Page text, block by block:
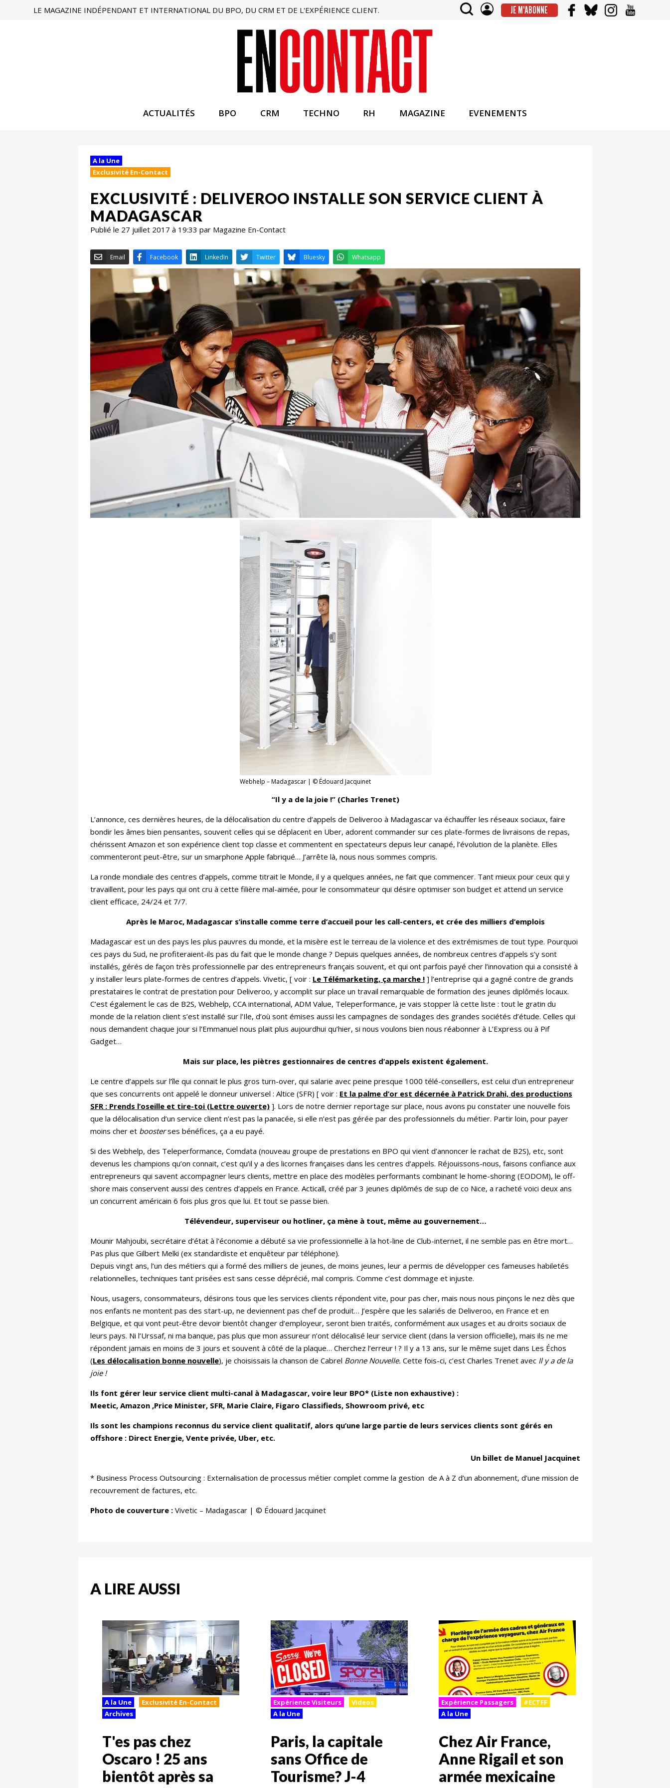
LE MAGAZINE INDÉPENDANT ET INTERNATIONAL DU BPO, DU CRM ET DE L'EXPÉRIENCE CLIENT. JE M'ABONNE
ACTUALITÉS BPO CRM TECHNO RH MAGAZINE EVENEMENTS
A la Une
Exclusivité En-Contact
EXCLUSIVITÉ : DELIVEROO INSTALLE SON SERVICE CLIENT À
MADAGASCAR
Publié le 27 juillet 2017 à 19:33 par Magazine En-Contact
Email Facebook LinkedIn Twitter Whatsapp
Webhelp – Madagascar | © Édouard Jacquinet
“Il y a de la joie !” (Charles Trenet)
L’annonce, ces dernières heures, de la délocalisation du centre d’appels de Deliveroo à Madagascar va échauffer les réseaux sociaux, faire
bondir les âmes bien pensantes, souvent celles qui se déplacent en Uber, adorent commander sur ces plate-formes de livraisons de repas,
chérissent Amazon et son expérience client top classe et commentent en spectateurs depuis leur canapé, l’évolution de la planète. Elles
commenteront peut-être, sur un smarphone Apple fabriqué… J’arrête là, nous nous sommes compris.
La ronde mondiale des centres d’appels, comme titrait le Monde, il y a quelques années, ne fait que commencer. Tant mieux pour ceux qui y
travaillent, pour les pays qui ont cru à cette filière mal-aimée, pour le consommateur qui désire optimiser son budget et attend un service
client efficace, 24/24 et 7/7.
Après le Maroc, Madagascar s’installe comme terre d’accueil pour les call-centers, et crée des milliers d’emplois
Madagascar est un des pays les plus pauvres du monde, et la misère est le terreau de la violence et des extrémismes de tout type. Pourquoi
ces pays du Sud, ne profiteraient-ils pas du fait que le monde change ? Depuis quelques années, de nombreux centres d’appels s’y sont
installés, gérés de façon très professionnelle par des entrepreneurs français souvent, et qui ont parfois payé cher l’innovation qui a consisté à
y installer leurs plate-formes de centres d’appels. Vivetic, [ voir : Le Télémarketing, ça marche ! ] l’entreprise qui a gagné contre de grands
prestataires le contrat de prestation pour Deliveroo, y accomplit sur place un travail remarquable de formation des jeunes diplômés locaux.
C’est également le cas de B2S, Webhelp, CCA international, ADM Value, Teleperformance, je vais stopper là cette liste : tout le gratin du
monde de la relation client s’est installé sur l’Ile, d’où sont émises aussi les campagnes de sondages des grandes sociétés d’étude. Celles qui
nous demandent chaque jour si l’Emmanuel nous plait plus aujourdhui qu’hier, si nous voulons bien nous réabonner à L’Express ou à Pif
Gadget…
Mais sur place, les piètres gestionnaires de centres d’appels existent également.
Le centre d’appels sur l’île qui connait le plus gros turn-over, qui salarie avec peine presque 1000 télé-conseillers, est celui d’un entrepreneur
que ses concurrents ont appelé le donneur universel : Altice (SFR) [ voir : Et la palme d’or est décernée à Patrick Drahi, des productions
SFR : Prends l’oseille et tire-toi (Lettre ouverte) ]. Lors de notre dernier reportage sur place, nous avons pu constater une nouvelle fois
que la délocalisation d’un service client n’est pas la panacée, si elle n’est pas gérée par des professionnels du métier. Partir loin, pour payer
moins cher et boosterses bénéfices, ça a eu payé.
Si des Webhelp, des Teleperformance, Comdata (nouveau groupe de prestations en BPO qui vient d’annoncer le rachat de B2S), etc, sont
devenus les champions qu’on connait, c’est qu’il y a des licornes françaises dans les centres d’appels. Réjouissons-nous, faisons confiance aux
entrepreneurs qui savent accompagner leurs clients, mettre en place des modèles performants combinant le home-shoring (EODOM), le off-
shore mais conservent aussi des centres d’appels en France. Acticall, créé par 3 jeunes diplômés de sup de co Nice, a racheté voici deux ans
un concurrent américain 6 fois plus gros que lui. Et tout se passe bien.
Télévendeur, superviseur ou hotliner, ça mène à tout, même au gouvernement…
Mounir Mahjoubi, secrétaire d’état à l’économie a débuté sa vie professionnelle à la hot-line de Club-internet, il ne semble pas en être mort…
Pas plus que Gilbert Melki (ex standardiste et enquêteur par téléphone).
Depuis vingt ans, l’un des métiers qui a formé des milliers de jeunes, de moins jeunes, leur a permis de développer ces fameuses habiletés
relationnelles, techniques tant prisées est sans cesse déprécié, mal compris. Comme c’est dommage et injuste.
Nous, usagers, consommateurs, désirons tous que les services clients répondent vite, pour pas cher, mais nous nous pinçons le nez dès que
nos enfants ne montent pas des start-up, ne deviennent pas chef de produit… J’espère que les salariés de Deliveroo, en France et en
Belgique, et qui vont peut-être devoir bientôt changer d’employeur, seront bien traités, conformément aux usages et au droits sociaux de
leurs pays. Ni l’Urssaf, ni ma banque, pas plus que mon assureur n’ont délocalisé leur service client (dans la version officielle), mais ils ne me
répondent jamais en moins de 3 jours et souvent à côté de la plaque… Cherchez l’erreur ! ? Il y a 13 ans, sur le même sujet dans Les Échos
(Les délocalisation bonne nouvelle), je choisissais la chanson de Cabrel Bonne Nouvelle. Cette fois-ci, c’est Charles Trenet avec Il y a de la
joie !
Ils font gérer leur service client multi-canal à Madagascar, voire leur BPO* (Liste non exhaustive) :
Meetic, Amazon ,Price Minister, SFR, Marie Claire, Figaro Classifieds, Showroom privé, etc
Ils sont les champions reconnus du service client qualitatif, alors qu’une large partie de leurs services clients sont gérés en
offshore : Direct Energie, Vente privée, Uber, etc.
Un billet de Manuel Jacquinet
* Business Process Outsourcing : Externalisation de processus métier complet comme la gestion de A à Z d’un abonnement, d’une mission de
recouvrement de factures, etc.
Photo de couverture : Vivetic – Madagascar | © Édouard Jacquinet
A LIRE AUSSI
A la Une
Exclusivité En-Contact
Archives
T'es pas chez
Oscaro ! 25 ans
bientôt après sa
Expérience Visiteurs
Videos
A la Une
Paris, la capitale
sans Office de
Tourisme? J-4
Expérience Passagers
#ECTFF
A la Une
Chez Air France,
Anne Rigail et son
armée mexicaine